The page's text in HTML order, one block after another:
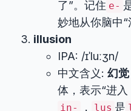
了”。记住 e-
妙地从你脑中“
illusion
IPA: /ɪˈluːʒn/
中文含义: 幻
体，表示“进
in- ， lus 是